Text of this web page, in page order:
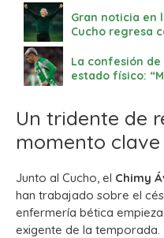
Gran noticia en
Cucho regresa
La confesión de
estado físico:
Un tridente de
momento clave
Junto al Cucho, el Chimy
han trabajado sobre el
enfermería bética
exigente de la temporada.